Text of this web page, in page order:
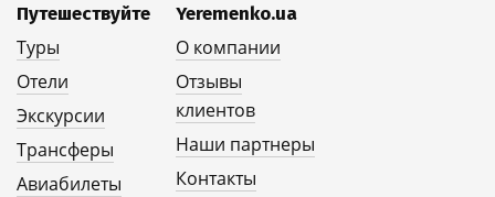
Путешествуйте
Туры
Отели
Экскурсии
Трансферы
Авиабилеты
Yeremenko.ua
О компании
Отзывы
клиентов
Наши партнеры
Контакты